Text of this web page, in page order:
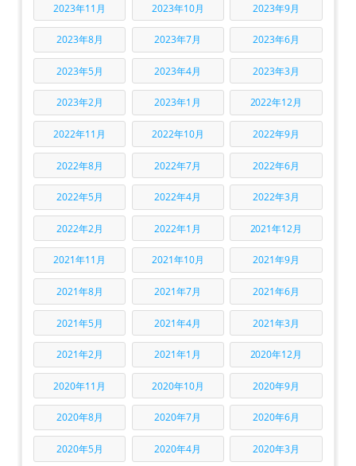
2023年11月 2023年10月 2023年9月
2023年8月 2023年7月 2023年6月
2023年5月 2023年4月 2023年3月
2023年2月 2023年1月 2022年12月
2022年11月 2022年10月 2022年9月
2022年8月 2022年7月 2022年6月
2022年5月 2022年4月 2022年3月
2022年2月 2022年1月 2021年12月
2021年11月 2021年10月 2021年9月
2021年8月 2021年7月 2021年6月
2021年5月 2021年4月 2021年3月
2021年2月 2021年1月 2020年12月
2020年11月 2020年10月 2020年9月
2020年8月 2020年7月 2020年6月
2020年5月 2020年4月 2020年3月